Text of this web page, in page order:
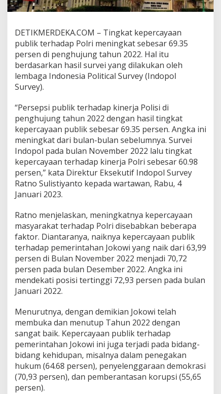
t
K
p
e
c
a
y
n
P
o
l
r
M
e
n
i
a
t
J
a
i
6
9
P
e
r
s
e
n
DETIKMERDEKA.COM – Tingkat kepercayaan
publik terhadap Polri meningkat sebesar 69.35
persen di penghujung tahun 2022. Hal itu
berdasarkan hasil survei yang dilakukan oleh
lembaga Indonesia Political Survey (Indopol
Survey).
“Persepsi publik terhadap kinerja Polisi di
penghujung tahun 2022 dengan hasil tingkat
kepercayaan publik sebesar 69.35 persen. Angka ini
meningkat dari bulan-bulan sebelumnya. Survei
Indopol pada bulan November 2022 lalu tingkat
kepercayaan terhadap kinerja Polri sebesar 60.98
persen,” kata Direktur Eksekutif Indopol Survey
Ratno Sulistiyanto kepada wartawan, Rabu, 4
Januari 2023.
Ratno menjelaskan, meningkatnya kepercayaan
masyarakat terhadap Polri disebabkan beberapa
faktor. Diantaranya, naiknya kepercayaan publik
terhadap pemerintahan Jokowi yang naik dari 63,99
persen di Bulan November 2022 menjadi 70,72
persen pada bulan Desember 2022. Angka ini
mendekati posisi tertinggi 72,93 persen pada bulan
Januari 2022.
Menurutnya, dengan demikian Jokowi telah
membuka dan menutup Tahun 2022 dengan
sangat baik. Kepercayaan publik terhadap
pemerintahan Jokowi ini juga terjadi pada bidang-
bidang kehidupan, misalnya dalam penegakan
hukum (64.68 persen), penyelenggaraan demokrasi
(70,93 persen), dan pemberantasan korupsi (55,65
persen).